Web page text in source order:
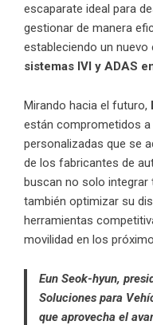
escaparate ideal para
gestionar de manera
estableciendo un nuevo
sistemas IVI y ADAS
Mirando hacia el futuro,
están comprometidos
personalizadas que se
de los fabricantes de
buscan no solo integrar
también optimizar su
herramientas
movilidad en los
Eun Seok-hyun,
Soluciones para
que aprovecha el